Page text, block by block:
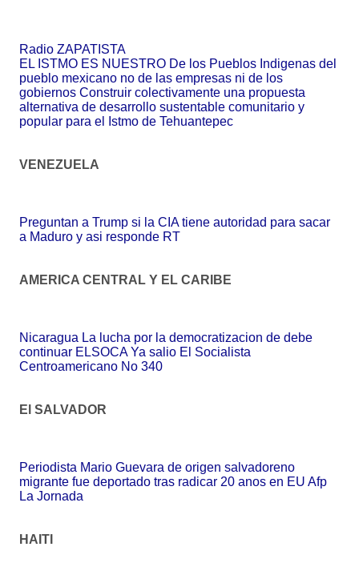
Radio ZAPATISTA
EL ISTMO ES NUESTRO De los Pueblos Indigenas del
pueblo mexicano no de las empresas ni de los
gobiernos Construir colectivamente una propuesta
alternativa de desarrollo sustentable comunitario y
popular para el Istmo de Tehuantepec
VENEZUELA
Preguntan a Trump si la CIA tiene autoridad para sacar
a Maduro y asi responde RT
AMERICA CENTRAL Y EL CARIBE
Nicaragua La lucha por la democratizacion de debe
continuar ELSOCA Ya salio El Socialista
Centroamericano No 340
El SALVADOR
Periodista Mario Guevara de origen salvadoreno
migrante fue deportado tras radicar 20 anos en EU Afp
La Jornada
HAITI